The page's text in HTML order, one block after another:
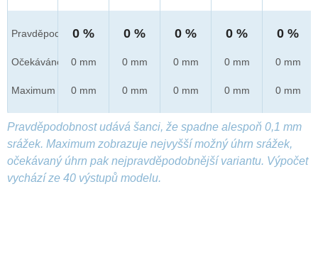
Pravděpod.
Očekáváno
Maximum
0 %
0 mm
0 mm
0 %
0 mm
0 mm
0 %
0 mm
0 mm
0 %
0 mm
0 mm
0 %
0 mm
0 mm
Pravděpodobnost udává šanci, že spadne alespoň 0,1 mm
srážek. Maximum zobrazuje nejvyšší možný úhrn srážek,
očekávaný úhrn pak nejpravděpodobnější variantu. Výpočet
vychází ze 40 výstupů modelu.